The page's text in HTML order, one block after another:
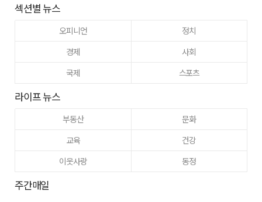
섹션별 뉴스
오피니언
정치
경제
사회
국제
스포츠
라이프 뉴스
부동산
문화
교육
건강
이웃사랑
동정
주간매일